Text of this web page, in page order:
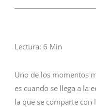
Lectura: 6 Min
Uno de los momentos
es cuando se llega a la
la que se comparte